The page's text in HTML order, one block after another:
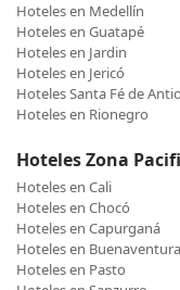
Hoteles en Medellín
Hoteles en Guatapé
Hoteles en Jardin
Hoteles en Jericó
Hoteles Santa Fé de
Hoteles en Rionegro
Hoteles Zona
Hoteles en Cali
Hoteles en Chocó
Hoteles en Capurganá
Hoteles en Buenaventura
Hoteles en Pasto